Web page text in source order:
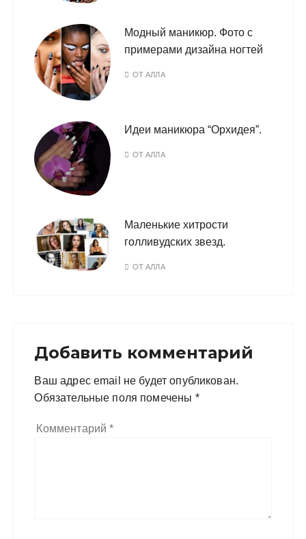
Модный маникюр. Фото с
примерами дизайна ногтей
ОТАЛЛА
Идеи маникюра “Орхидея”.
ОТАЛЛА
Маленькие хитрости
голливудских звезд.
ОТАЛЛА
Добавить комментарий
Ваш адрес email не будет опубликован.
Обязательные поля помечены *
Комментарий*